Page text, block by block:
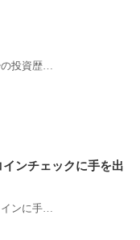
の投資歴…
インチェックに手を出
インに手…